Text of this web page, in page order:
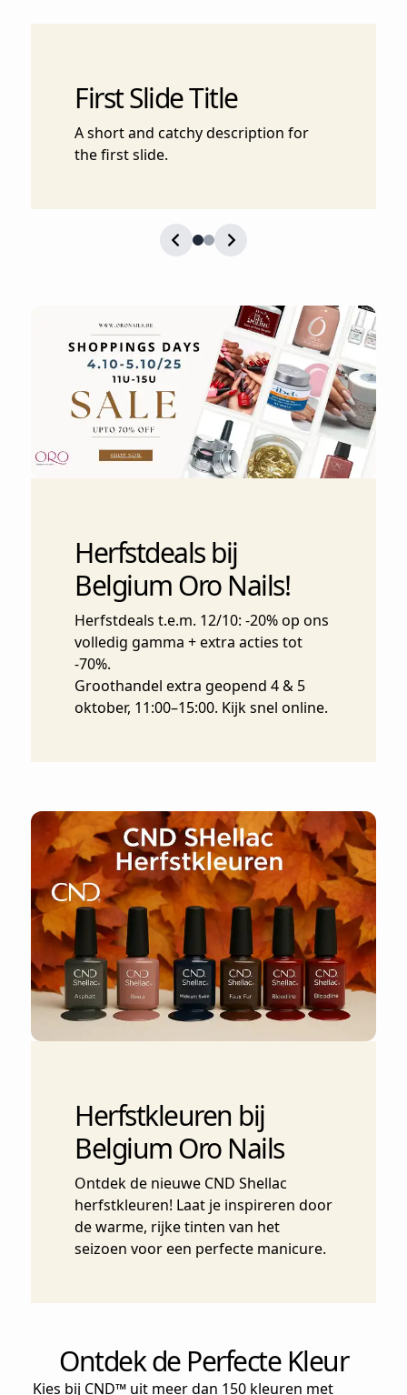
First Slide Title
A short and catchy description for
the first slide.
Herfstdeals bij
Belgium Oro Nails!
Herfstdeals t.e.m. 12/10: -20% op ons
volledig gamma + extra acties tot
-70%.
Groothandel extra geopend 4 & 5
oktober, 11:00–15:00. Kijk snel online.
Herfstkleuren bij
Belgium Oro Nails
Ontdek de nieuwe CND Shellac
herfstkleuren! Laat je inspireren door
de warme, rijke tinten van het
seizoen voor een perfecte manicure.
Ontdek de Perfecte Kleur
Kies bij CND™ uit meer dan 150 kleuren met